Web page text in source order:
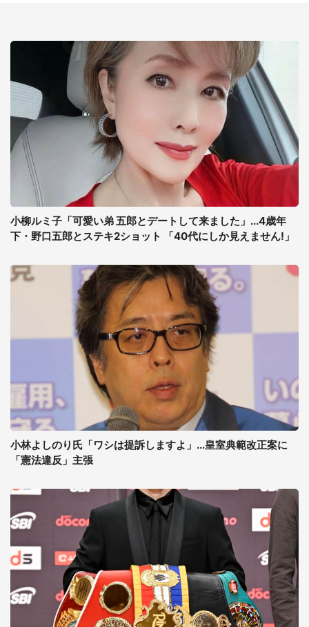
小柳ルミ子「可愛い弟 五郎とデートして来ました」...4歳年
下・野口五郎とステキ2ショット 「40代にしか見えません!」
小林よしのり氏「ワシは提訴しますよ」...皇室典範改正案に
「憲法違反」主張